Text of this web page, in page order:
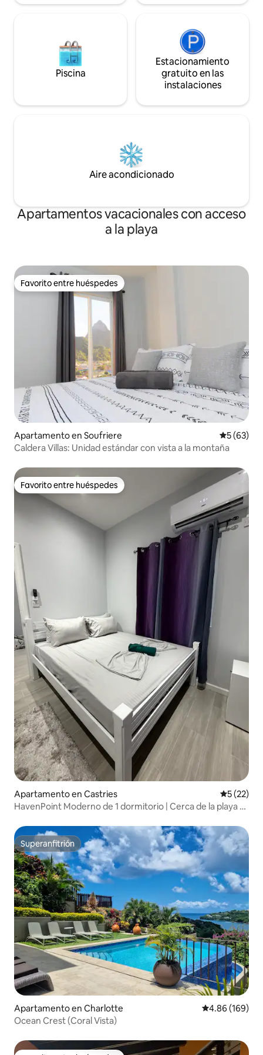
Piscina
Estacionamiento
gratuito en las
instalaciones
Aire acondicionado
Apartamentos vacacionales con acceso
a la playa
Favorito entre huéspedes
Favorito entre huéspedes
Apartamento en Soufriere
5 (63)
Caldera Villas: Unidad estándar con vista a la montaña
Favorito entre huéspedes
Favorito entre huéspedes
Apartamento en Castries
5 (22)
HavenPoint Moderno de 1 dormitorio | Cerca de la playa y
Superanfitrión
Superanfitrión
Apartamento en Charlotte Calificación
4.86 (169)
Ocean Crest (Coral Vista)